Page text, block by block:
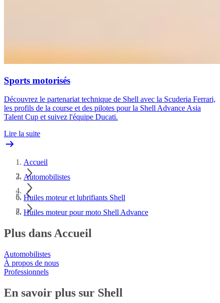
Sports motorisés
Découvrez le partenariat technique de Shell avec la Scuderia Ferrari,
les profils de la course et des pilotes pour la Shell Advance Asia
Talent Cup et suivez l'équipe Ducati.
Lire la suite
Accueil
Automobilistes
Huiles moteur et lubrifiants Shell
Huiles moteur pour moto Shell Advance
Plus dans Accueil
Automobilistes
À propos de nous
Professionnels
En savoir plus sur Shell